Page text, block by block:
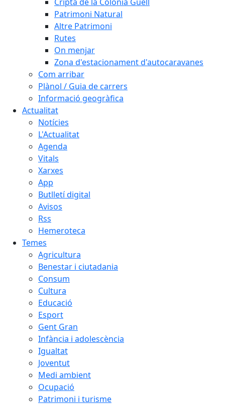
Patrimoni Natural
Altre Patrimoni
Rutes
On menjar
Zona d'estacionament d'autocaravanes
Com arribar
Plànol / Guia de carrers
Informació geogràfica
Actualitat
Notícies
L'Actualitat
Agenda
Vitals
Xarxes
App
Butlletí digital
Avisos
Rss
Hemeroteca
Temes
Agricultura
Benestar i ciutadania
Consum
Cultura
Educació
Esport
Gent Gran
Infància i adolescència
Igualtat
Joventut
Medi ambient
Ocupació
Patrimoni i turisme